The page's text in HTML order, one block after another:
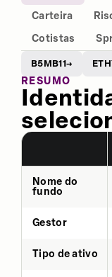
Carteira
Cotistas
B5MB11→
RESUMO
Nome do
fundo
Gestor
Tipo de ativo